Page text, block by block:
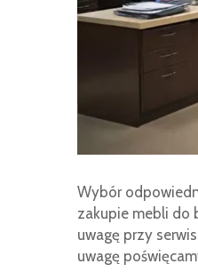
Wybór
zakupie mebli do
uwagę przy
uwagę